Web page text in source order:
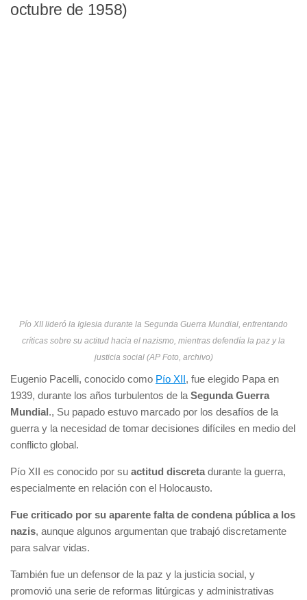
octubre de 1958)
Pío XII lideró la Iglesia durante la Segunda Guerra Mundial, enfrentando
críticas sobre su actitud hacia el nazismo, mientras defendía la paz y la
justicia social (AP Foto, archivo)
Eugenio Pacelli, conocido como Pío XII, fue elegido Papa en
1939, durante los años turbulentos de la Segunda Guerra
Mundial., Su papado estuvo marcado por los desafíos de la
guerra y la necesidad de tomar decisiones difíciles en medio del
conflicto global.
Pío XII es conocido por su actitud discreta durante la guerra,
especialmente en relación con el Holocausto.
Fue criticado por su aparente falta de condena pública a los
nazis, aunque algunos argumentan que trabajó discretamente
para salvar vidas.
También fue un defensor de la paz y la justicia social, y
promovió una serie de reformas litúrgicas y administrativas